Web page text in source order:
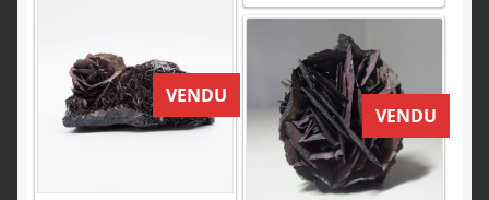
VENDU
VENDU